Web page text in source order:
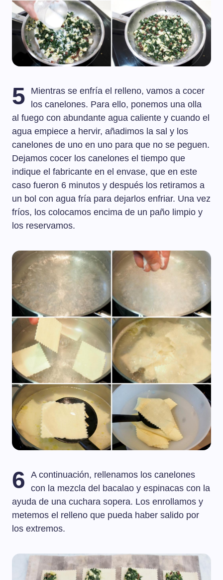
5
Mientras se enfría el relleno, vamos a cocer
los canelones. Para ello, ponemos una olla
al fuego con abundante agua caliente y cuando el
agua empiece a hervir, añadimos la sal y los
canelones de uno en uno para que no se peguen.
Dejamos cocer los canelones el tiempo que
indique el fabricante en el envase, que en este
caso fueron 6 minutos y después los retiramos a
un bol con agua fría para dejarlos enfriar. Una vez
fríos, los colocamos encima de un paño limpio y
los reservamos.
6
A continuación, rellenamos los canelones
con la mezcla del bacalao y espinacas con la
ayuda de una cuchara sopera. Los enrollamos y
metemos el relleno que pueda haber salido por
los extremos.